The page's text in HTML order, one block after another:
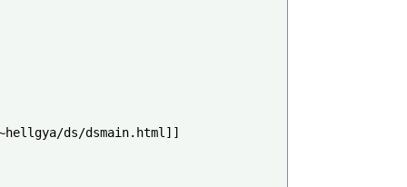
~hellgya/ds/dsmain.html]]